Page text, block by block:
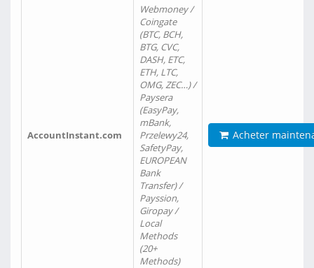
AccountInstant.com
Webmoney /
Coingate
(BTC, BCH,
BTG, CVC,
DASH, ETC,
ETH, LTC,
OMG, ZEC…) /
Paysera
(EasyPay,
mBank,
Przelewy24,
SafetyPay,
EUROPEAN
Bank
Transfer) /
Payssion,
Giropay /
Local
Methods
(20+
Methods)
Acheter